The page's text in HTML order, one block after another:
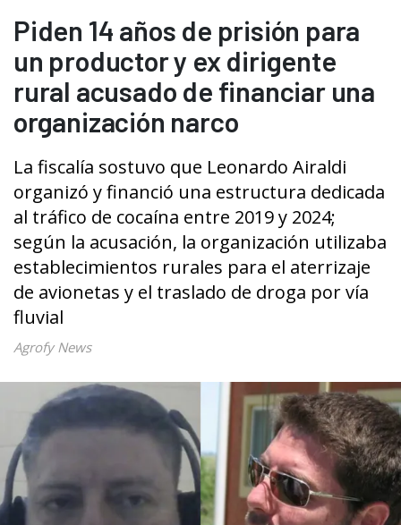
Piden 14 años de prisión para
un productor y ex dirigente
rural acusado de financiar una
organización narco
La fiscalía sostuvo que Leonardo Airaldi
organizó y financió una estructura dedicada
al tráfico de cocaína entre 2019 y 2024;
según la acusación, la organización utilizaba
establecimientos rurales para el aterrizaje
de avionetas y el traslado de droga por vía
fluvial
Agrofy News